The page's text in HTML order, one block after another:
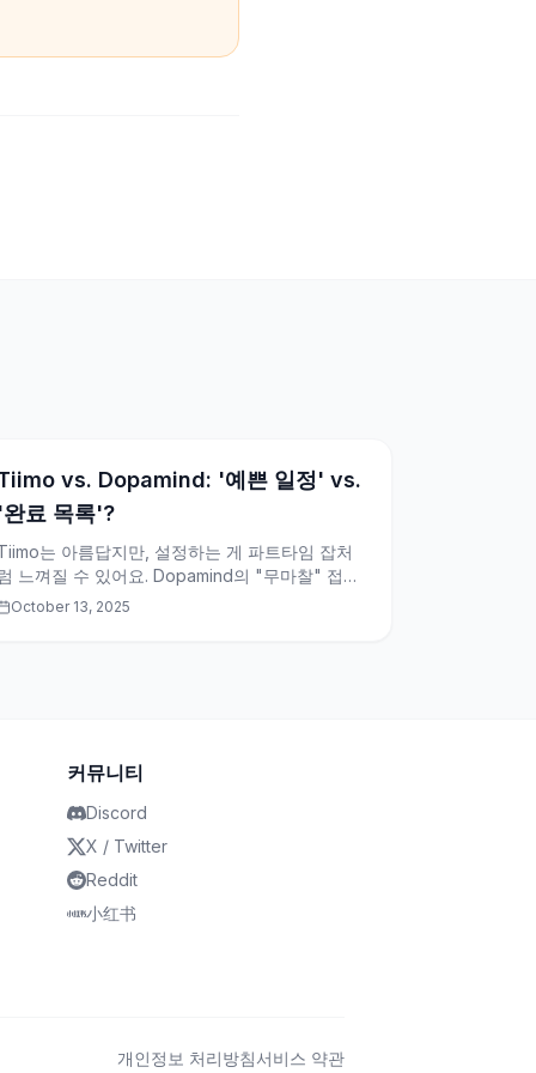
vs. Dopamind: '예쁜 일정' vs.
료 목록'?
는 아름답지만, 설정하는 게 파트타임 잡처
느껴질 수 있어요. Dopamind의 "무마찰" 접근
이 왜 계획 피로의 치료제인지 알아보세요.
October 13, 2025
커뮤니티
Discord
X / Twitter
Reddit
小红书
개인정보 처리방침서비스 약관